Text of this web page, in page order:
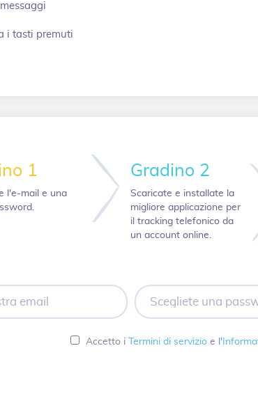
i tasti premuti
1
l'e-mail e una
Gradino 2
Scaricate e installate la
migliore applicazione per
il tracking telefonico da
un account online.
Scegliete
una
password
Accetto i Termini di servizio e l'